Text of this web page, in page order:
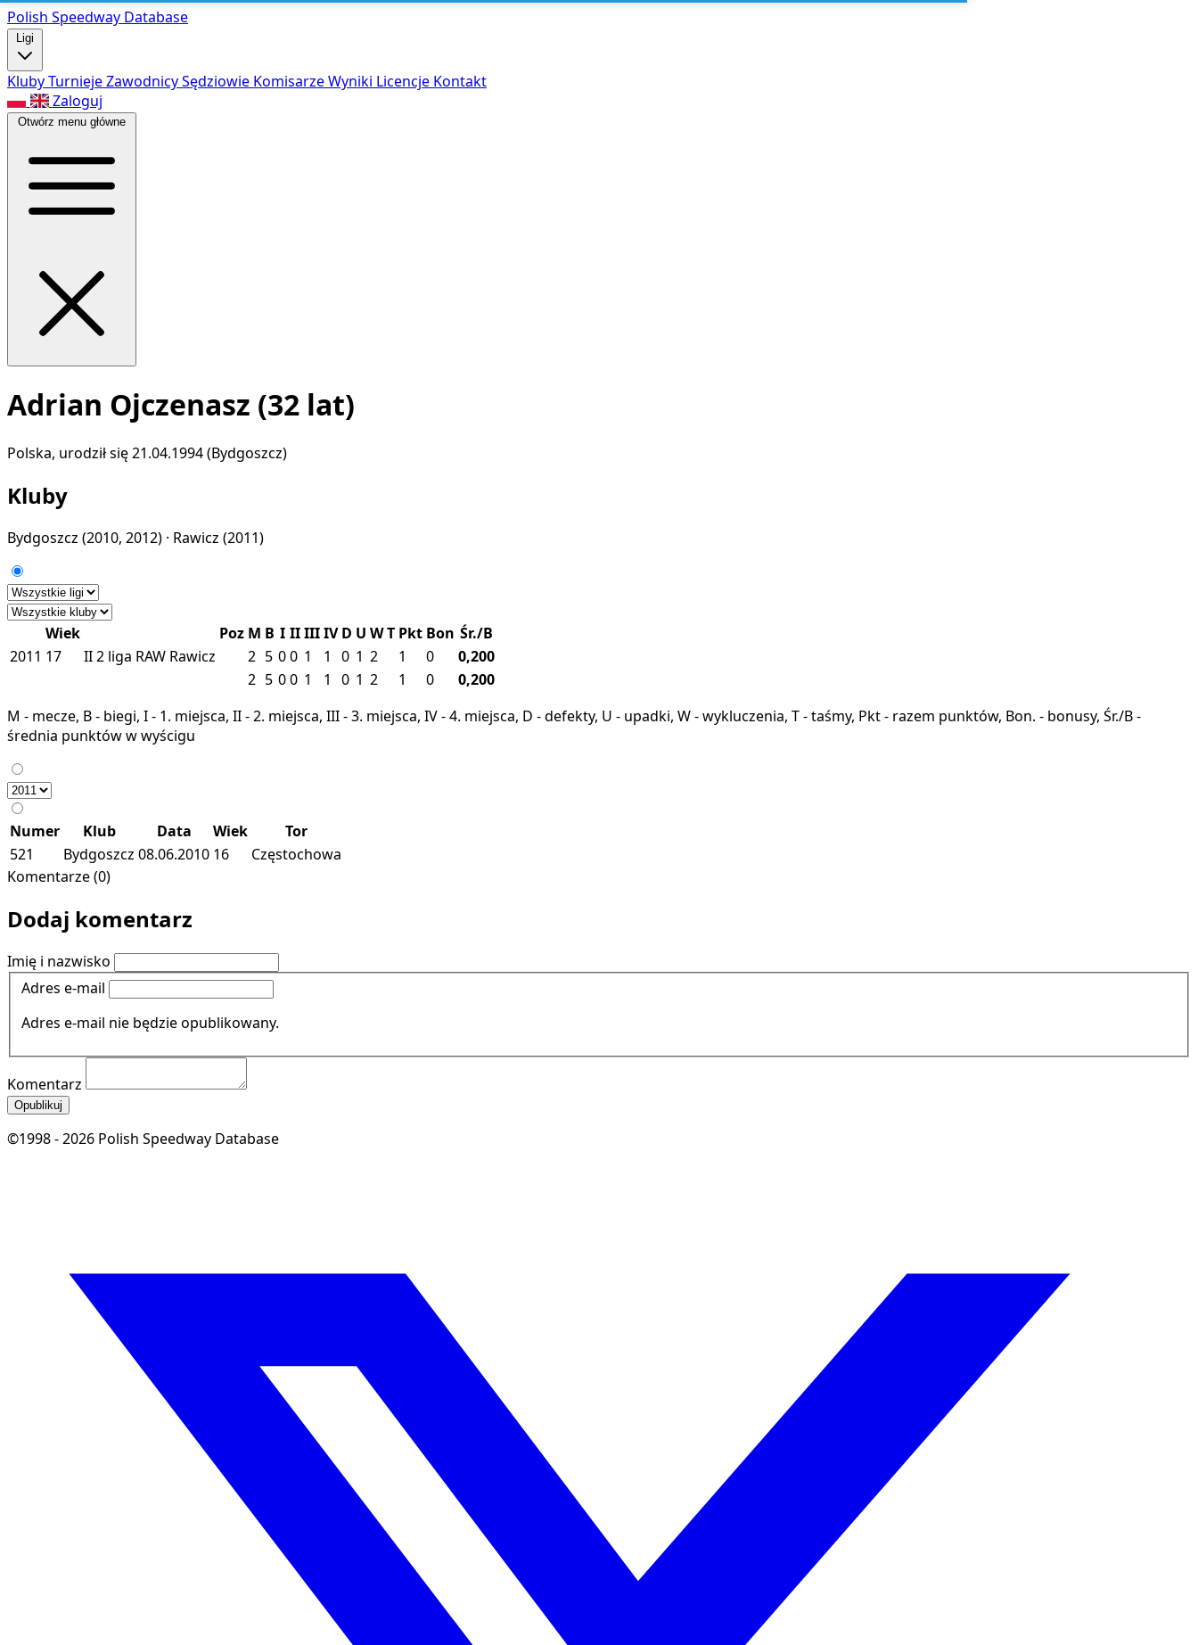
Polish Speedway Database
Ligi
KlubyTurniejeZawodnicySędziowie KomisarzeWyniki Licencje Kontakt
Zaloguj
Otwórz menu główne
Adrian Ojczenasz (32 lat)
Polska, urodził się 21.04.1994 (Bydgoszcz)
Kluby
Bydgoszcz (2010, 2012) · Rawicz (2011)
Wiek Poz M B I IIIIIIV D U WT Pkt Bon Śr./B
2011 17 II2 liga RAW Rawicz 2 5 00 1 1 0 1 2 1 0
0,200
2 5 00 1 1 0 1 2 1 0
0,200
M - mecze, B - biegi, I - 1. miejsca, II - 2. miejsca, III - 3. miejsca, IV - 4. miejsca, D - defekty, U - upadki, W - wykluczenia, T - taśmy, Pkt - razem punktów, Bon. - bonusy, Śr./B -
średnia punktów w wyścigu
Numer Klub Data Wiek
Tor
521
Bydgoszcz 08.06.2010 16
Częstochowa
Komentarze (0)
Dodaj komentarz
Imię i nazwisko
Adres e-mail
Adres e-mail nie będzie opublikowany.
Komentarz
Opublikuj
©1998 - 2026 Polish Speedway Database